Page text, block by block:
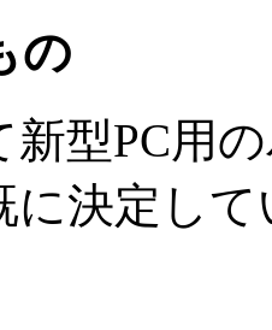
の
新型PC用
に決定し